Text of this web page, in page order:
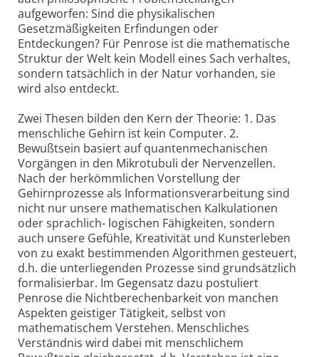
aufgeworfen: Sind die physikalischen
Gesetzmäßigkeiten Erfindungen oder
Entdeckungen? Für Penrose ist die mathematische
Struktur der Welt kein Modell eines Sach verhaltes,
sondern tatsächlich in der Natur vorhanden, sie
wird also entdeckt.
Zwei Thesen bilden den Kern der Theorie: 1. Das
menschliche Gehirn ist kein Computer. 2.
Bewußtsein basiert auf quantenmechanischen
Vorgängen in den Mikrotubuli der Nervenzellen.
Nach der herkömmlichen Vorstellung der
Gehirnprozesse als Informationsverarbeitung sind
nicht nur unsere mathematischen Kalkulationen
oder sprachlich- logischen Fähigkeiten, sondern
auch unsere Gefühle, Kreativität und Kunsterleben
von zu exakt bestimmenden Algorithmen gesteuert,
d.h. die unterliegenden Prozesse sind grundsätzlich
formalisierbar. Im Gegensatz dazu postuliert
Penrose die Nichtberechenbarkeit von manchen
Aspekten geistiger Tätigkeit, selbst von
mathematischem Verstehen. Menschliches
Verständnis wird dabei mit menschlichem